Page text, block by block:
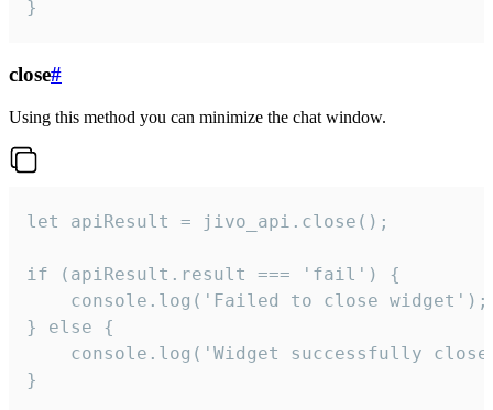
}
close#
Using this method you can minimize the chat window.
let apiResult = jivo_api.close();
if (apiResult.result === 'fail') {
    console.log('Failed to close widget');
} else {
console.log('Widget successfully
}